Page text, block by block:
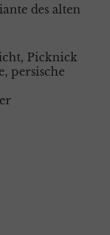
Picknick
persische